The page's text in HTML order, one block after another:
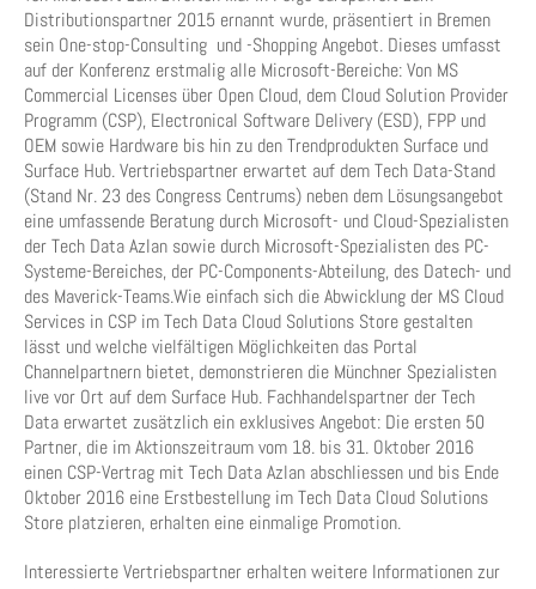
Distributionspartner 2015 ernannt wurde, präsentiert in Bremen
sein One-stop-Consulting und -Shopping Angebot. Dieses umfasst
auf der Konferenz erstmalig alle Microsoft-Bereiche: Von MS
Commercial Licenses über Open Cloud, dem Cloud Solution Provider
Programm (CSP), Electronical Software Delivery (ESD), FPP und
OEM sowie Hardware bis hin zu den Trendprodukten Surface und
Surface Hub. Vertriebspartner erwartet auf dem Tech Data-Stand
(Stand Nr. 23 des Congress Centrums) neben dem Lösungsangebot
eine umfassende Beratung durch Microsoft- und Cloud-Spezialisten
der Tech Data Azlan sowie durch Microsoft-Spezialisten des PC-
Systeme-Bereiches, der PC-Components-Abteilung, des Datech- und
des Maverick-Teams.Wie einfach sich die Abwicklung der MS Cloud
Services in CSP im Tech Data Cloud Solutions Store gestalten
lässt und welche vielfältigen Möglichkeiten das Portal
Channelpartnern bietet, demonstrieren die Münchner Spezialisten
live vor Ort auf dem Surface Hub. Fachhandelspartner der Tech
Data erwartet zusätzlich ein exklusives Angebot: Die ersten 50
Partner, die im Aktionszeitraum vom 18. bis 31. Oktober 2016
einen CSP-Vertrag mit Tech Data Azlan abschliessen und bis Ende
Oktober 2016 eine Erstbestellung im Tech Data Cloud Solutions
Store platzieren, erhalten eine einmalige Promotion.
Interessierte Vertriebspartner erhalten weitere Informationen zur